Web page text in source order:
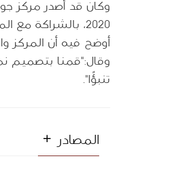
2020، بالشراكة مع المنتدى الاقتصادي العالمي ومؤسسة بيل وميليندا جيتس،
وقال:"قمنا بتصميم
تنبؤًا".
المصادر